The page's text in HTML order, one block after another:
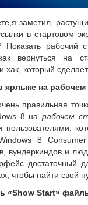
заметил,
в стартовом
Показать рабочий
вернуться на
хак, который
на рабочем
правильная
8 на рабочем
пользователями,
8
вундеркиндов и
достаточный
чтобы найти свой
«Show Start»